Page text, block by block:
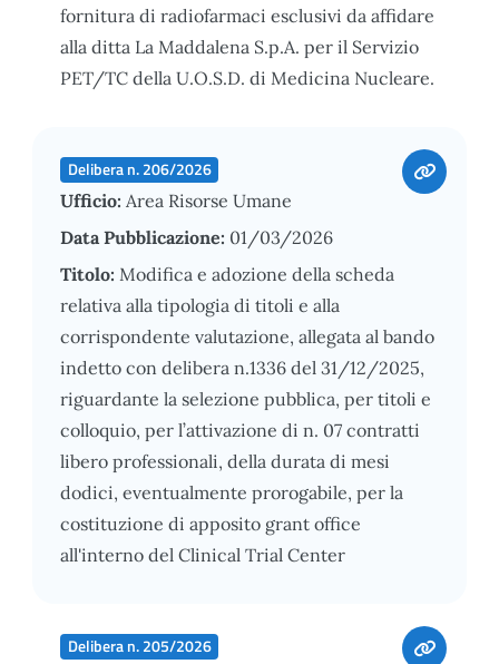
fornitura di radiofarmaci esclusivi da affidare
alla ditta La Maddalena S.p.A. per il Servizio
PET/TC della U.O.S.D. di Medicina Nucleare.
Delibera n. 206/2026
Ufficio: Area Risorse Umane
Data Pubblicazione: 01/03/2026
Titolo: Modifica e adozione della scheda
relativa alla tipologia di titoli e alla
corrispondente valutazione, allegata al bando
indetto con delibera n.1336 del 31/12/2025,
riguardante la selezione pubblica, per titoli e
colloquio, per l’attivazione di n. 07 contratti
libero professionali, della durata di mesi
dodici, eventualmente prorogabile, per la
costituzione di apposito grant office
all'interno del Clinical Trial Center
Delibera n. 205/2026